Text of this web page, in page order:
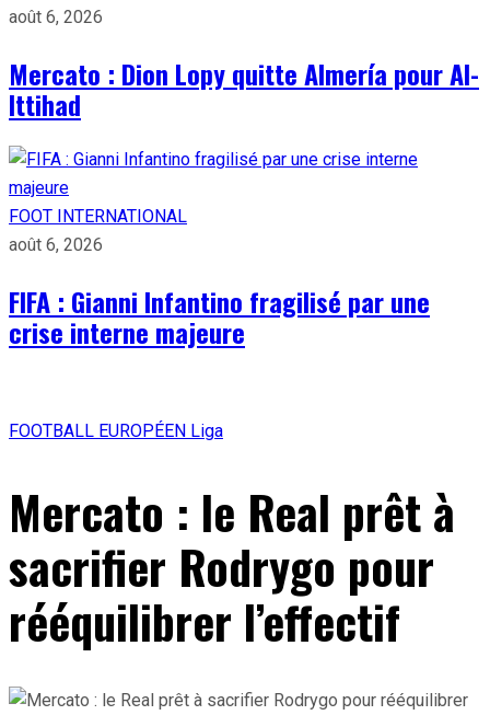
août 6, 2026
Mercato : Dion Lopy quitte Almería pour Al-
Ittihad
FOOT INTERNATIONAL
août 6, 2026
FIFA : Gianni Infantino fragilisé par une
crise interne majeure
FOOTBALL EUROPÉEN Liga
Mercato : le Real prêt à
sacrifier Rodrygo pour
rééquilibrer l’effectif